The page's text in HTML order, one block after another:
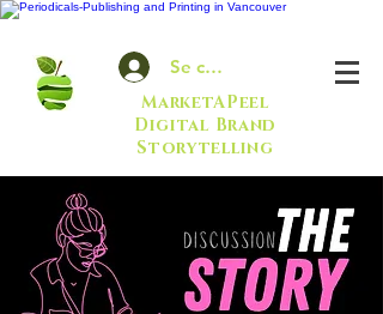
Se connecter
MarketAPeel
Digital Brand
Storytelling